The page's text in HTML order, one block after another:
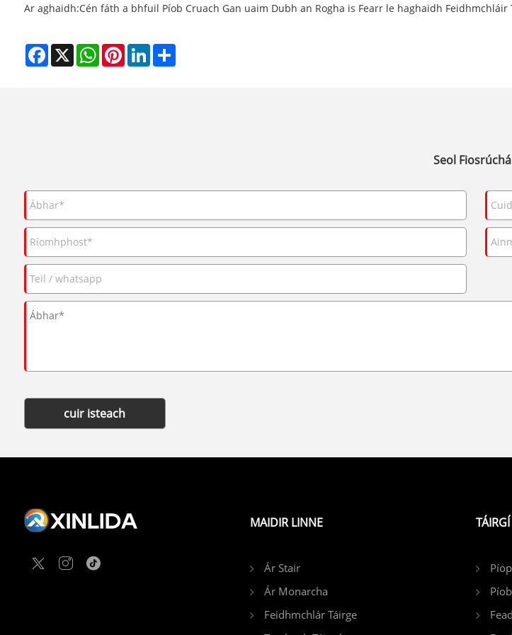
Ar aghaidh:Cén fáth a bhfuil Píob Cruach Gan uaim Dubh an Rogha is Fearr le haghaidh
Facebook
X WhatsAppPinterestLinkedInShare
Seol
cuir isteach
MAIDIR LINNE
Ár Stair
Ár Monarcha
Feidhmchlár Táirge
TÁIRGÍ